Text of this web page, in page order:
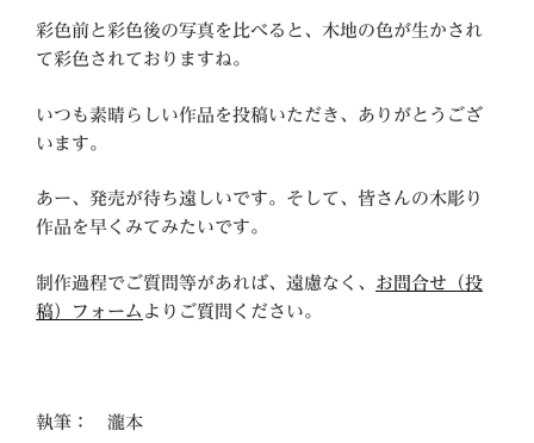
彩色前と彩色後の写真を比べると、木地の色が生かされ
て彩色されておりますね。
いつも素晴らしい作品を投稿いただき、ありがとうござ
います。
あー、発売が待ち遠しいです。そして、皆さんの木彫り
作品を早くみてみたいです。
制作過程でご質問等があれば、遠慮なく、 お問合せ（投
稿）フォーム よりご質問ください。
執筆： 瀧本